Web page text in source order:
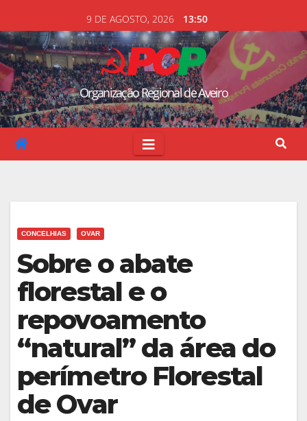
to
content
9 DE AGOSTO, 2026 13:50
Organização Regional de Aveiro
CONCELHIAS OVAR
Sobre o abate
florestal e o
repovoamento
“natural” da área do
perímetro Florestal
de Ovar